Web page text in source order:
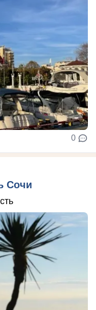
0
Сочи